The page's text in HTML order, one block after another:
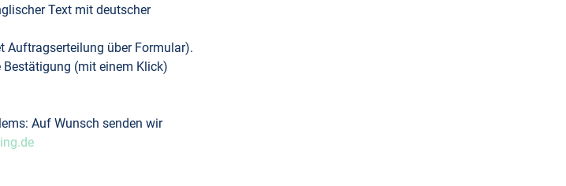
Text mit deutscher
Auftragserteilung über Formular).
(mit einem Klick)
Auf Wunsch senden wir